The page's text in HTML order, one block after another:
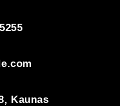
Kaunas